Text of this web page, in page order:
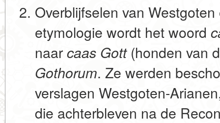
Overblijfselen van
etymologie wordt het woord
naarcaas Gott(honden van
Gothorum. Ze werden
verslagen Westgoten-
die achterbleven na de